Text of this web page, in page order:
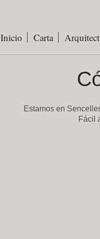
Inicio Carta
Estamos en
Fácil